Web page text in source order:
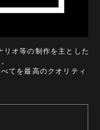
オ等の制作を主とした
てを最高のクオリティ